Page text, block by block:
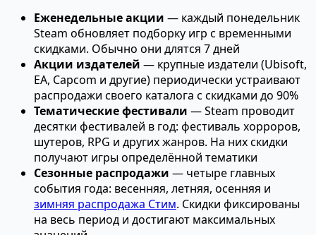
Еженедельные акции — каждый понедельник
Steam обновляет подборку игр с временными
скидками. Обычно они длятся 7 дней
Акции издателей — крупные издатели (Ubisoft,
EA, Capcom и другие) периодически устраивают
распродажи своего каталога с скидками до 90%
Тематические фестивали — Steam проводит
десятки фестивалей в год: фестиваль хорроров,
шутеров, RPG и других жанров. На них скидки
получают игры определённой тематики
Сезонные распродажи — четыре главных
события года: весенняя, летняя, осенняя и
зимняя распродажа Стим. Скидки фиксированы
на весь период и достигают максимальных